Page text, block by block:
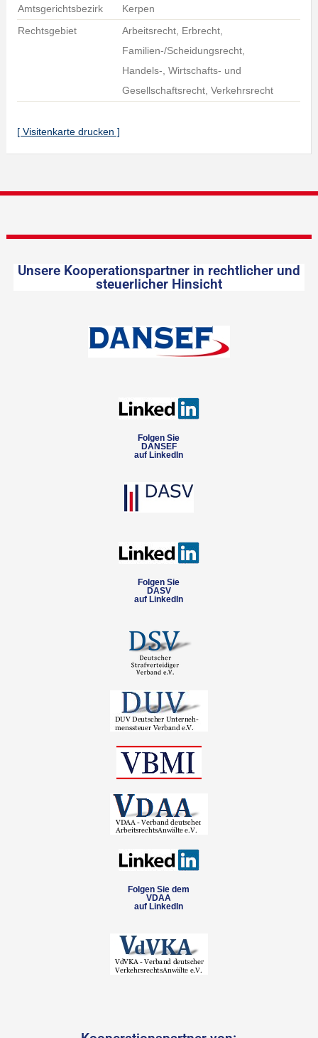
Amtsgerichtsbezirk
Kerpen
Rechtsgebiet
Arbeitsrecht, Erbrecht,
Familien-/Scheidungsrecht,
Handels-, Wirtschafts- und
Gesellschaftsrecht, Verkehrsrecht
[ Visitenkarte drucken ]
Unsere Kooperationspartner in rechtlicher und
steuerlicher Hinsicht
Folgen Sie
DANSEF
auf LinkedIn
Folgen Sie
DASV
auf LinkedIn
Folgen Sie dem
VDAA
auf LinkedIn